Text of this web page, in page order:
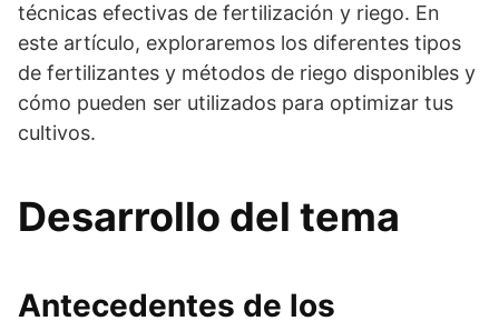
técnicas efectivas de fertilización y riego. En
este artículo, exploraremos los diferentes tipos
de fertilizantes y métodos de riego disponibles y
cómo pueden ser utilizados para optimizar tus
cultivos.
Desarrollo del tema
Antecedentes de los